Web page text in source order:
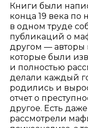
Книги были
конца 19 века
в одном труде
публикаций о
другом — авторы
которые были
и полностью
делали каждый
родились и
отчет о
другое. Есть
рассмотрели